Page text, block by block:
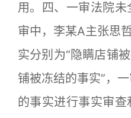
用。四、一审法院
审中，李某A主张思
实分别为“隐瞒店铺
铺被冻结的事实”，
的事实进行事实审